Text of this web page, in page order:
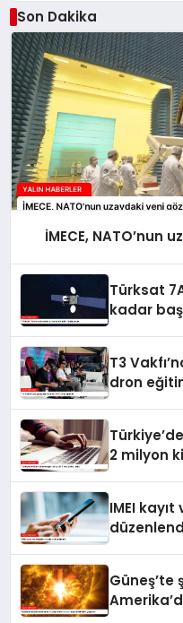
Son Dakika
İMECE,
Türksat
kadar
T3
dron
2 milyon
IMEI